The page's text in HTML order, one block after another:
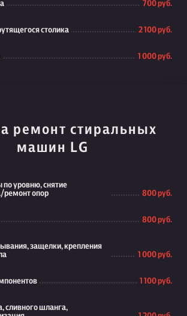
700 руб.
столика 2 100 руб.
1 000 руб.
ремонт стиральных
машин LG
уровню, снятие
ремонт опор
800 руб.
800 руб.
защелки, крепления
1 000 руб.
1 100 руб.
сливного шланга,